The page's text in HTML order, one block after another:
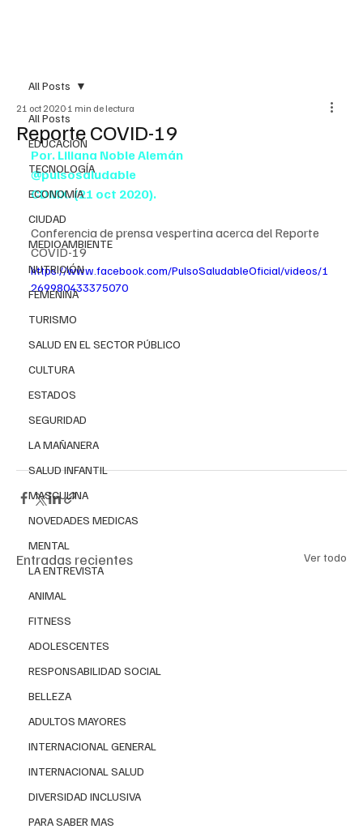
All Posts
EDUCACIÓN
TECNOLOGÍA
ECONOMÍA
CIUDAD
MEDIOAMBIENTE
NUTRICIÓN
FEMENINA
TURISMO
SALUD EN EL SECTOR PÚBLICO
CULTURA
ESTADOS
SEGURIDAD
LA MAÑANERA
SALUD INFANTIL
MASCULINA
NOVEDADES MEDICAS
MENTAL
LA ENTREVISTA
ANIMAL
FITNESS
ADOLESCENTES
RESPONSABILIDAD SOCIAL
BELLEZA
ADULTOS MAYORES
INTERNACIONAL GENERAL
INTERNACIONAL SALUD
DIVERSIDAD INCLUSIVA
PARA SABER MAS
All Posts
Reporte COVID-19
21 oct 2020 1 min de lectura
Por. Liliana Noble Alemán
@pulsosaludable
CDMX. (21 oct 2020).
Conferencia de prensa vespertina acerca del Reporte
COVID-19
https://www.facebook.com/PulsoSaludableOficial/videos/1
269980433375070
Entradas recientes Ver todo